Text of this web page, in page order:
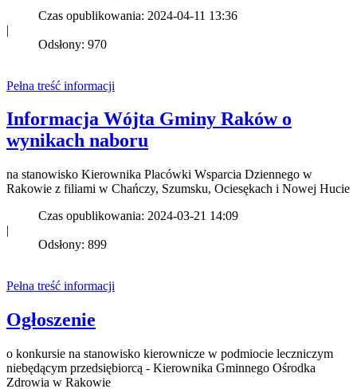
Czas opublikowania: 2024-04-11 13:36
|
Odsłony: 970
Pełna treść informacji
Informacja Wójta Gminy Raków o
wynikach naboru
na stanowisko Kierownika Placówki Wsparcia Dziennego w
Rakowie z filiami w Chańczy, Szumsku, Ociesękach i Nowej Hucie
Czas opublikowania: 2024-03-21 14:09
|
Odsłony: 899
Pełna treść informacji
Ogłoszenie
o konkursie na stanowisko kierownicze w podmiocie leczniczym
niebędącym przedsiębiorcą - Kierownika Gminnego Ośrodka
Zdrowia w Rakowie